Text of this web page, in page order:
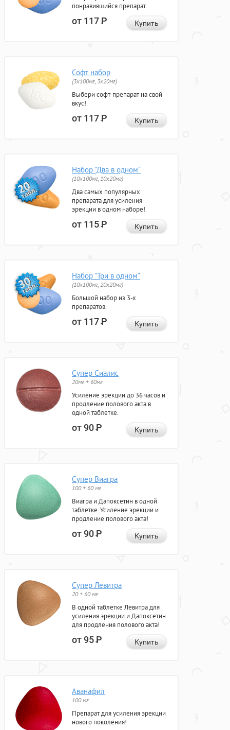
понравившийся препарат.
от 117Р Купить
Софт набор
(3x100мг, 3x20мг)
Выбери софт-препарат на свой
вкус!
от 117Р Купить
Набор "Два в одном"
(10x100мг, 10x20мг)
Два самых популярных
препарата для усиления
эрекции в одном наборе!
от 115Р Купить
Набор "Три в одном"
(10x100мг, 20x20мг)
Большой набор из 3-х
препаратов.
от 117Р Купить
Супер Сиалис
20мг + 60мг
Усиление эрекции до 36 часов и
продление полового акта в
одной таблетке.
от 90Р Купить
Супер Виагра
100 + 60 мг
Виагра и Дапоксетин в одной
таблетке. Усиление эрекции и
продление полового акта!
от 90Р Купить
Супер Левитра
20 + 60 мг
В одной таблетке Левитра для
усиления эрекции и Дапоксетин
для продления полового акта!
от 95Р Купить
Аванафил
100 мг
Препарат для усиления эрекции
нового поколения!